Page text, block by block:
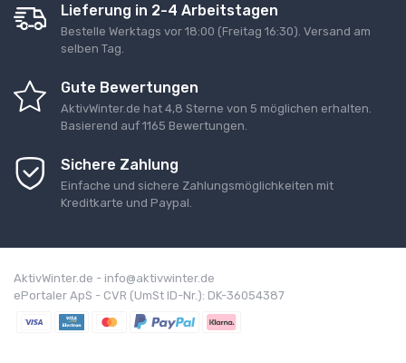
Lieferung in 2-4 Arbeitstagen
Bestelle Werktags vor 18:00 (Freitag 16:30). Versand am
selben Tag.
Gute Bewertungen
AktivWinter.de hat 4,8 Sterne von 5 möglichen erhalten
Basierend auf 1165 Bewertungen.
Sichere Zahlung
Einfache und sichere Zahlungsmöglichkeiten mit
Kreditkarte und Paypal.
AktivWinter.de - info@aktivwinter.de
ePortaler ApS - CVR (UmSt ID-Nr.): DK-36054387